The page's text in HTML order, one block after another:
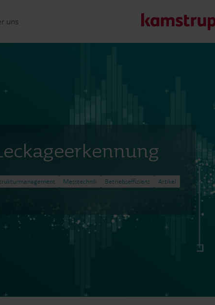
uns
Unsere
Unser Engagement für eine
Kunden ermöglichen,
Energieeffizienz zu maximieren
Erfahren Sie mehr über unsere
Messtechnik Betriebseffizienz Artikel